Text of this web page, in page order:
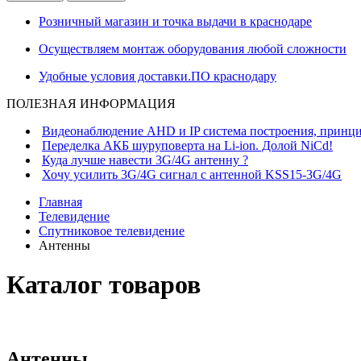
Розничный магазин и точка выдачи в краснодаре
Осуществляем монтаж оборудования любой сложности
Удобные условия доставки.ПО краснодару
ПОЛЕЗНАЯ ИНФОРМАЦИЯ
Видеонаблюдение AHD и IP система построения,
Переделка АКБ шуруповерта на Li-ion. Долой NiCd!
Куда лучше навести 3G/4G антенну ?
Хочу усилить 3G/4G сигнал с антенной KSS15-3G/4G
Главная
Телевидение
Спутниковое телевидение
Антенны
Каталог товаров